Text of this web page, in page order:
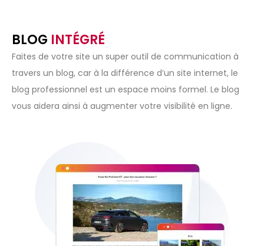
BLOG INTÉGRÉ
Faites de votre site un super outil de communication à
travers un blog, car à la différence d’un site internet, le
blog professionnel est un espace moins formel. Le blog
vous aidera ainsi à augmenter votre visibilité en ligne.